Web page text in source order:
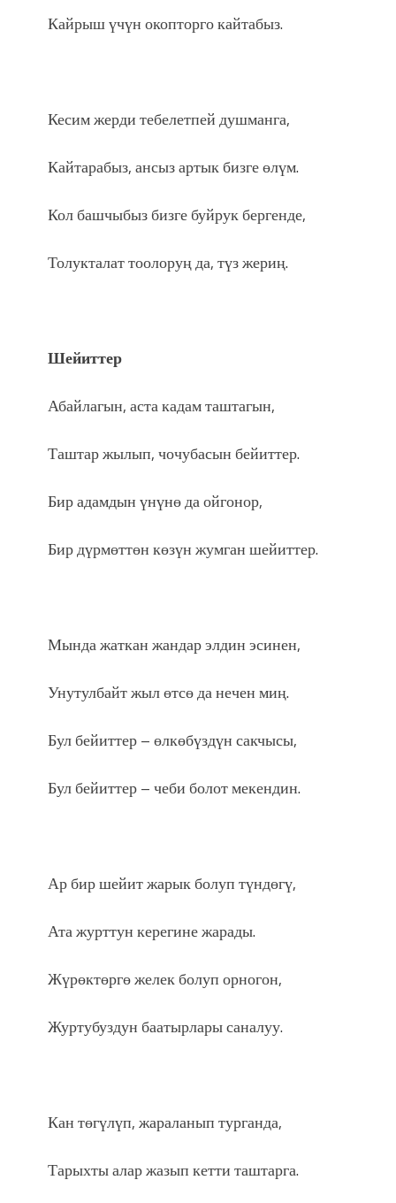
Кайрыш үчүн окопторго кайтабыз.
Кесим жерди тебелетпей душманга,
Кайтарабыз, ансыз артык бизге өлүм.
Кол башчыбыз бизге буйрук бергенде,
Толукталат тоолоруң да, түз жериң.
Шейиттер
Абайлагын, аста кадам таштагын,
Таштар жылып, чочубасын бейиттер.
Бир адамдын үнүнө да ойгонор,
Бир дүрмөттөн көзүн жумган шейиттер.
Мында жаткан жандар элдин эсинен,
Унутулбайт жыл өтсө да нечен миң.
Бул бейиттер – өлкөбүздүн сакчысы,
Бул бейиттер – чеби болот мекендин.
Ар бир шейит жарык болуп түндөгү,
Ата журттун керегине жарады.
Жүрөктөргө желек болуп орногон,
Журтубуздун баатырлары саналуу.
Кан төгүлүп, жараланып турганда,
Тарыхты алар жазып кетти таштарга.